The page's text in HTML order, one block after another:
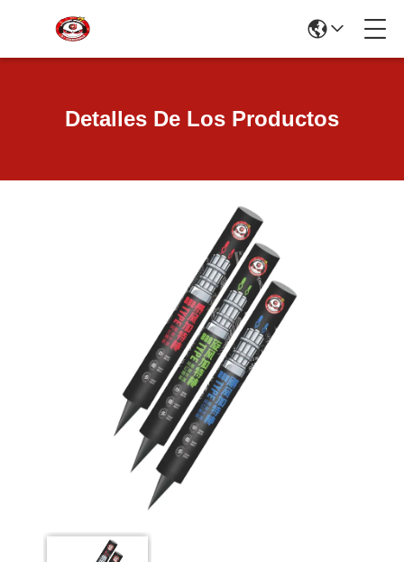
Detalles De Los Productos